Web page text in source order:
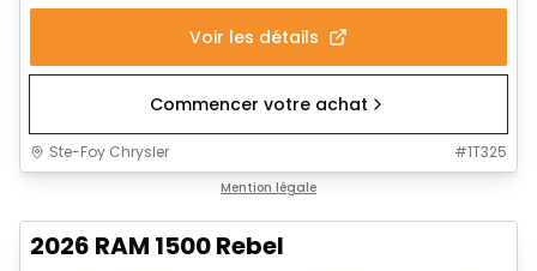
Voir les détails
Commencer votre achat
Ste-Foy Chrysler #1T325
Mention légale
2026 RAM 1500 Rebel